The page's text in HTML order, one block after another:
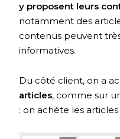
y proposent leurs
notamment des
contenus peuvent
informatives.
Du côté client, on a
articles, comme sur
: on achète les